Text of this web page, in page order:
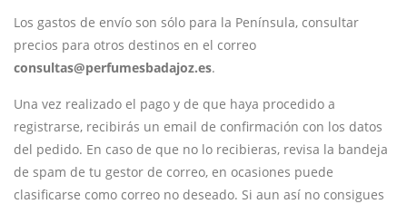
Los gastos de envío son sólo para la Península, consultar
precios para otros destinos en el correo
consultas@perfumesbadajoz.es.
Una vez realizado el pago y de que haya procedido a
registrarse, recibirás un email de confirmación con los datos
del pedido. En caso de que no lo recibieras, revisa la bandeja
de spam de tu gestor de correo, en ocasiones puede
clasificarse como correo no deseado. Si aun así no consigues